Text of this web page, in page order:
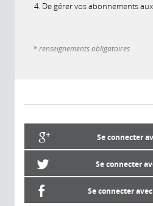
De gérer vos abonnements
* renseignements obligatoires
Se connecter
Se connecter
Se connecter